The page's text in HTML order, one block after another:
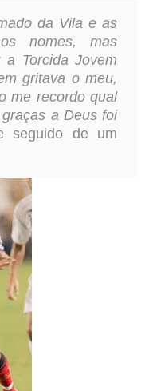
da Vila e as
nomes, mas
Torcida Jovem
gritava o meu,
me recordo qual
a Deus foi
seguido de um